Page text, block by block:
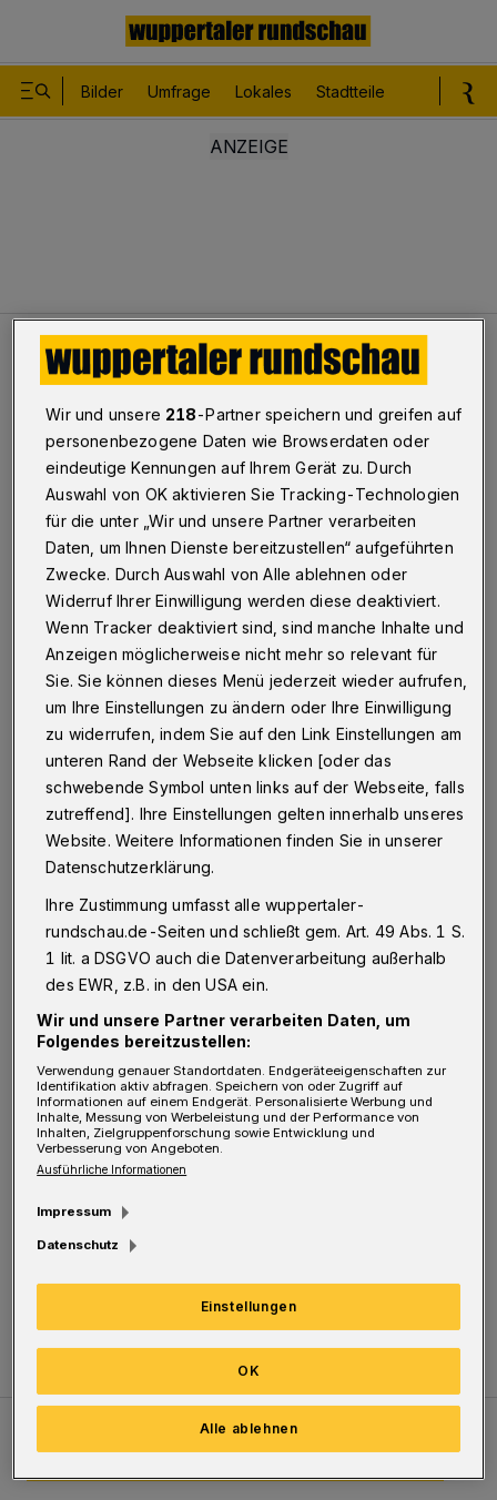
Bilder Umfrage Lokales Stadtteile
Leser Stillstand für Wuppertal
Leser
Stillstand für Wuppertal
Betr.: CDU beendet GroKo mit SPD
23.10.2018 , 10:27 Uhr Eine Minute Lesezeit
Die CDU versucht, die Gunst der Stunde zu
nutzen, um sich von den Genossen zu
distanzieren, da die SPD sich im freien Fall
befindet. Als Opfer hat man sich OB Mucke
ausgesucht. Hier betreibt die CDU ein mieses
Spiel, das nicht aufgehen wird. Wenn Herr
Müller (CDU) im Bezug auf Herrn Mucke von
"Trauerspiel" spricht, sollte er nicht
vergessen, wer ursprünglich verantwortlich
war: Der Vorgänger hieß Peter Jung (CDU). Ein
Dauerwahlkampf, wie er jetzt vermutlich über
zwei Jahre gehen wird, bedeutet Stillstand für
Wuppertal.
(Rundschau Verlagsgesellschaft)
Meistgelesen Neueste Artikel Zum Thema
Wir und unsere 218-Partner speichern und greifen auf
personenbezogene Daten wie Browserdaten oder
eindeutige Kennungen auf Ihrem Gerät zu. Durch
Auswahl von OK aktivieren Sie Tracking-Technologien
für die unter „Wir und unsere Partner verarbeiten
Daten, um Ihnen Dienste bereitzustellen“ aufgeführten
Zwecke. Durch Auswahl von Alle ablehnen oder
Widerruf Ihrer Einwilligung werden diese deaktiviert.
Wenn Tracker deaktiviert sind, sind manche Inhalte und
Anzeigen möglicherweise nicht mehr so relevant für
Sie. Sie können dieses Menü jederzeit wieder aufrufen,
um Ihre Einstellungen zu ändern oder Ihre Einwilligung
zu widerrufen, indem Sie auf den Link Einstellungen am
unteren Rand der Webseite klicken [oder das
schwebende Symbol unten links auf der Webseite, falls
zutreffend]. Ihre Einstellungen gelten innerhalb unseres
Website. Weitere Informationen finden Sie in unserer
Datenschutzerklärung.
Ihre Zustimmung umfasst alle wuppertaler-
rundschau.de-Seiten und schließt gem. Art. 49 Abs. 1 S.
1 lit. a DSGVO auch die Datenverarbeitung außerhalb
des EWR, z.B. in den USA ein.
Wir und unsere Partner verarbeiten Daten, um
Folgendes bereitzustellen:
Verwendung genauer Standortdaten. Endgeräteeigenschaften zur
Identifikation aktiv abfragen. Speichern von oder Zugriff auf
Informationen auf einem Endgerät. Personalisierte Werbung und
Inhalte, Messung von Werbeleistung und der Performance von
Inhalten, Zielgruppenforschung sowie Entwicklung und
Verbesserung von Angeboten.
Ausführliche Informationen
Impressum
Datenschutz
Einstellungen
Alle ablehnen
OK